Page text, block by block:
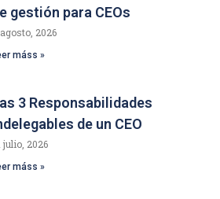
gestión para CEOs
2026
máss »
3 Responsabilidades
de un CEO
julio, 2026
máss »